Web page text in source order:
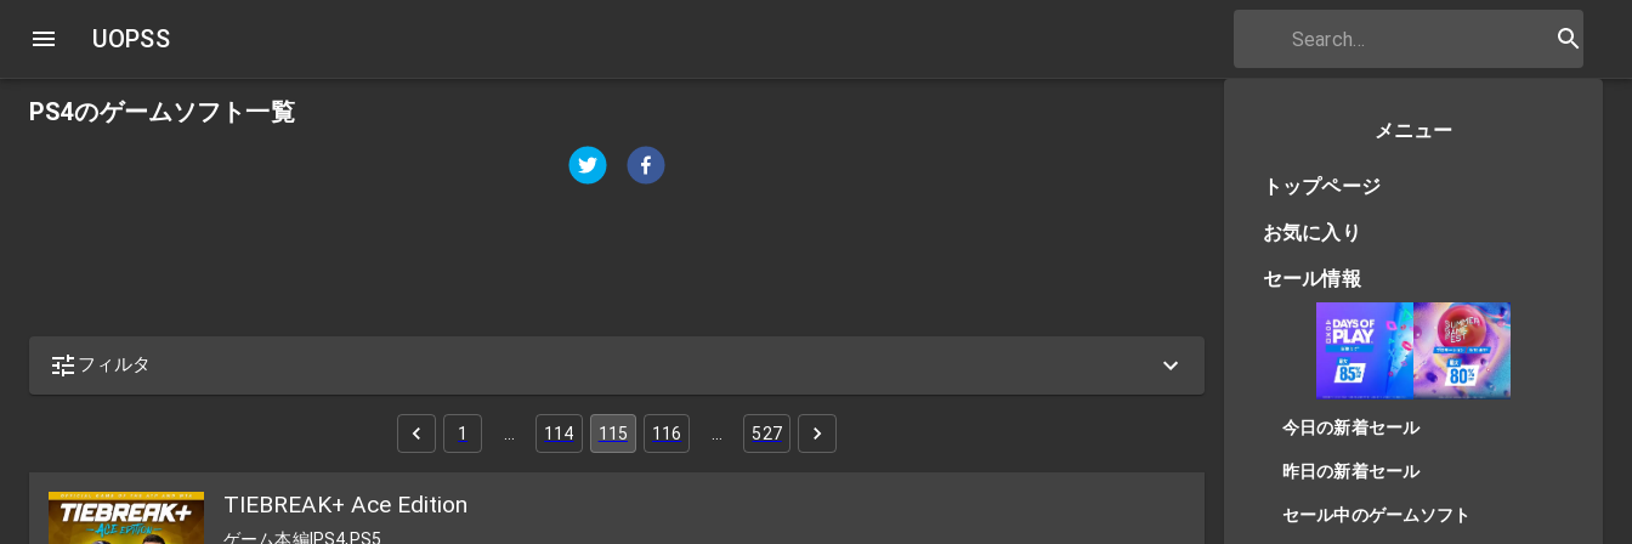
UOPSS
PS4のゲームソフト一覧
フィルタ
1 114 115 116 527
TIEBREAK+ Ace Edition
ゲーム本編|PS4,PS5
メニュー
トップページ
お気に入り
セール情報
今日の新着セール
昨日の新着セール
セール中のゲームソフト